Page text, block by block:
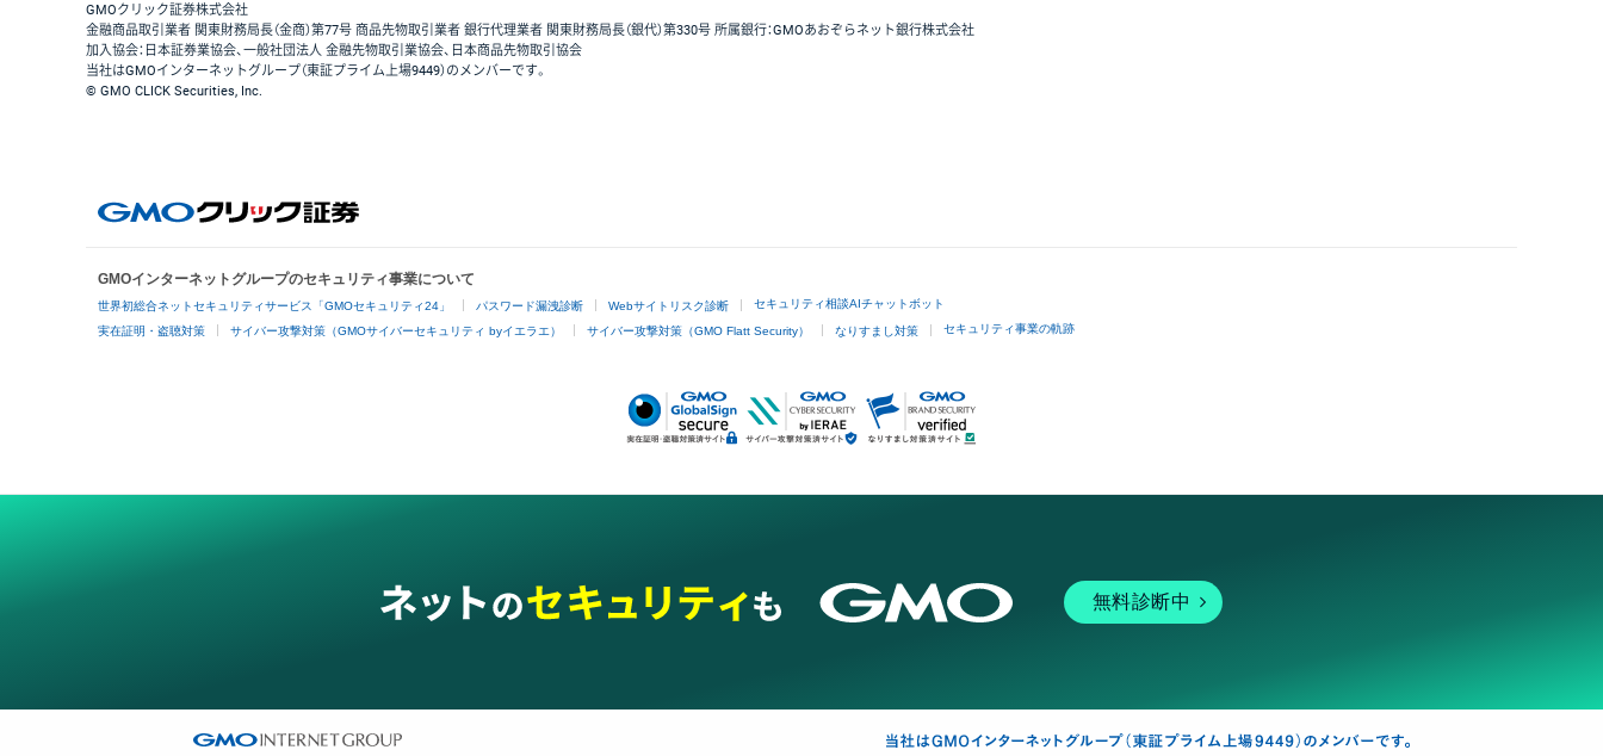
GMOクリック証券株式会社
金融商品取引業者 関東財務局長（金商）第77号 商品先物取引業者 銀行代理業者 関東財務局長（銀代）第330号 所属銀行：GMOあおぞらネット銀行株式会社
加入協会：日本証券業協会、一般社団法人 金融先物取引業協会、日本商品先物取引協会
当社はGMOインターネットグループ（東証プライム上場9449）のメンバーです。
© GMO CLICK Securities, Inc.
GMOインターネットグループのセキュリティ事業について
世界初総合ネットセキュリティサービス「GMOセキュリティ24」 パスワード漏洩診断 Webサイトリスク診断 セキュリティ相談AIチャットボット
実在証明・盗聴対策 サイバー攻撃対策（GMOサイバーセキュリティ byイエラエ） サイバー攻撃対策（GMO Flatt Security） なりすまし対策 セキュリティ事業の軌跡
無料診断中